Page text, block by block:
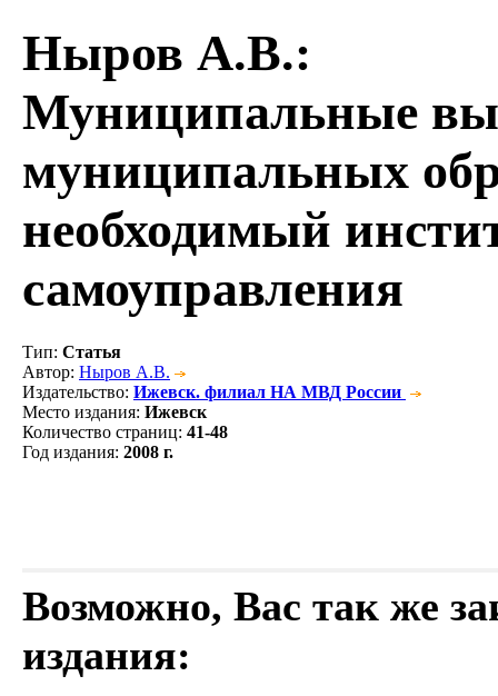
Ныров А.В.:
Муниципальные
муниципальных
необходимый
самоуправления
Тип: Статья
Автор: Ныров А.В.
Издательство: Ижевск. филиал НА МВД России
Место издания: Ижевск
Количество страниц: 41-48
Год издания: 2008 г.
Возможно, Вас так же
издания: